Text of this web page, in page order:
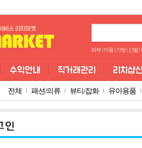
피부 미용 가방 신발
전체 패션/의류 뷰티/잡화 유아용품